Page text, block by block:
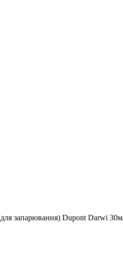
запарювання) Dupont Darwi